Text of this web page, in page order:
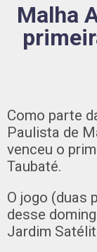
Malha
Como parte
Paulista de
venceu o
Taubaté.
O jogo (duas
desse
Jardim